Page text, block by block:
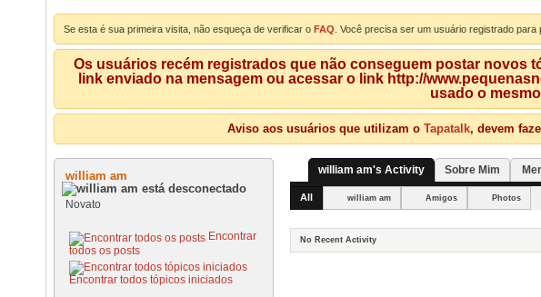
Se esta é sua primeira visita, não esqueça de verificar o FAQ . Você precisa ser um usuário registrado para
Os usuários recém registrados que não conseguem postar novos
link enviado na mensagem ou acessar o link http://
usado o
Aviso aos usuários que utilizam o Tapatalk, devem
william am
Novato
Encontrar
todos os posts
Encontrar todos tópicos iniciados
william am's Activity Sobre Mim
All william am Amigos Photos
No Recent Activity